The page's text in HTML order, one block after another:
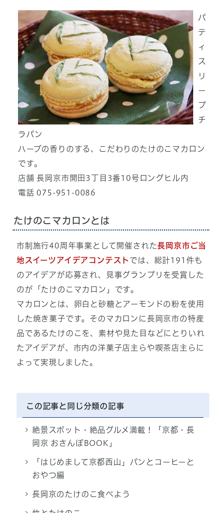
パ
テ
ィ
ス
リ
ー
プ
チ
ラパン
ハーブの香りのする、こだわりのたけのこマカロン
です。
店舗 長岡京市開田3丁目3番10号ロングヒル内
電話 075-951-0086
たけのこマカロンとは
市制施行40周年事業として開催された長岡京市ご当
地スイーツアイデアコンテストでは、総計191件も
のアイデアが応募され、見事グランプリを受賞した
のが「たけのこマカロン」です。
マカロンとは、卵白と砂糖とアーモンドの粉を使用
した焼き菓子です。そのマカロンに長岡京市の特産
品であるたけのこを、素材や見た目などにとりいれ
たアイデアが、市内の洋菓子店主らや喫茶店主らに
よって実現しました。
この記事と同じ分類の記事
絶景スポット・絶品グルメ満載！「京都・長
岡京 おさんぽBOOK」
「はじめまして京都西山」パンとコーヒーと
おやつ編
長岡京のたけのこ食べよう